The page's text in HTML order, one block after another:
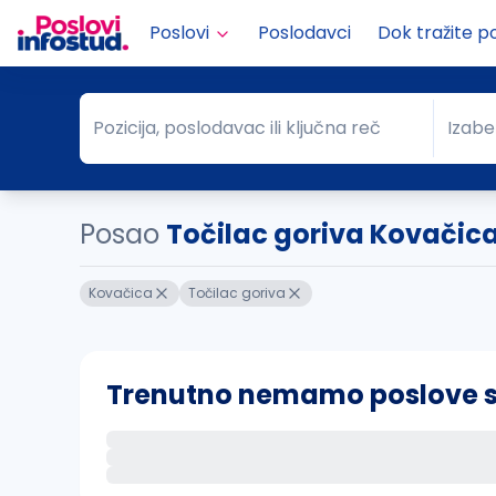
Poslovi Poslodavci Dok tražite
Pozicija, poslodavac ili ključna reč
Pozicija, poslodavac ili ključna reč Grad
Posao Točilac goriva
Kovačica Točilac goriva
Trenutno nemamo poslove